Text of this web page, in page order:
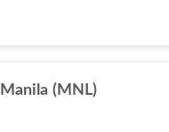
Manila (MNL)